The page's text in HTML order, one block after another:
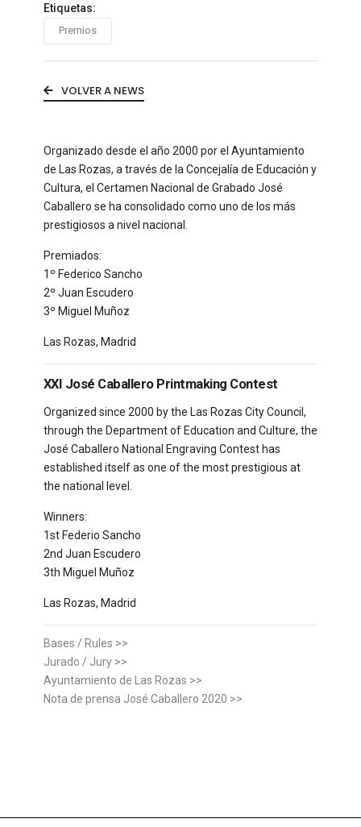
Etiquetas:
Premios
VOLVER A NEWS
Organizado desde el año 2000 por el Ayuntamiento
de Las Rozas, a través de la Concejalía de Educación y
Cultura, el Certamen Nacional de Grabado José
Caballero se ha consolidado como uno de los más
prestigiosos a nivel nacional.
Premiados:
1º Federico Sancho
2º Juan Escudero
3º Miguel Muñoz
Las Rozas, Madrid
XXI José Caballero Printmaking Contest
Organized since 2000 by the Las Rozas City Council,
through the Department of Education and Culture, the
José Caballero National Engraving Contest has
established itself as one of the most prestigious at
the national level.
Winners:
1st Federio Sancho
2nd Juan Escudero
3th Miguel Muñoz
Las Rozas, Madrid
Bases / Rules >>
Jurado / Jury >>
Ayuntamiento de Las Rozas >>
Nota de prensa José Caballero 2020 >>